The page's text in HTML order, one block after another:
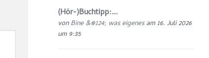
(Hör-)Buchtipp:...
vonBine &#124; was eigenesam 16. Juli 2026
um 9:35